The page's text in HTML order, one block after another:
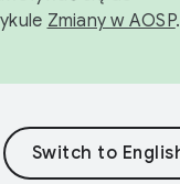
Zmiany w AOSP.